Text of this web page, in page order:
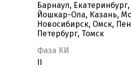
Барнаул,
Йошкар-Ола, Казань,
Новосибирск, Омск,
Петербург, Томск
Фаза КИ